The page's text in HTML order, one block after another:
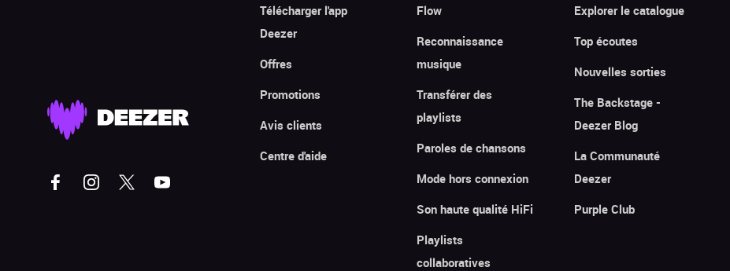
Télécharger l'app
Deezer
Offres
Promotions
Avis clients
Centre d'aide
Flow
Reconnaissance
musique
Transférer des
playlists
Paroles de chansons
Mode hors connexion
Son haute qualité HiFi
Playlists
collaboratives
Explorer le catalogue
Top écoutes
Nouvelles sorties
The Backstage -
Deezer Blog
La Communauté
Deezer
Purple Club